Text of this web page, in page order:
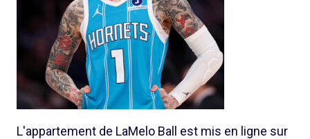
L'appartement de LaMelo Ball est mis en ligne sur